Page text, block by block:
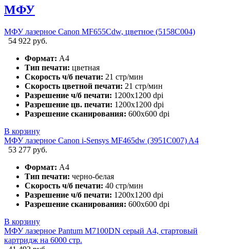
МФУ
МФУ лазерное Canon MF655Cdw, цветное (5158C004)
54 922 руб.
Формат: А4
Тип печати: цветная
Скорость ч/б печати: 21 стр/мин
Скорость цветной печати: 21 стр/мин
Разрешение ч/б печати: 1200x1200 dpi
Разрешение цв. печати: 1200x1200 dpi
Разрешение сканирования: 600x600 dpi
В корзину
МФУ лазерное Canon i-Sensys MF465dw (3951C007) A4
53 277 руб.
Формат: А4
Тип печати: черно-белая
Скорость ч/б печати: 40 стр/мин
Разрешение ч/б печати: 1200x1200 dpi
Разрешение сканирования: 600x600 dpi
В корзину
МФУ лазерное Pantum M7100DN серый A4, стартовый
картридж на 6000 стр.